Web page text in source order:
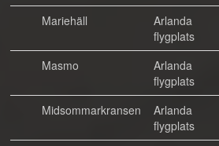
Mariehäll
Arlanda
flygplats
Masmo
Arlanda
flygplats
Midsommarkransen
Arlanda
flygplats